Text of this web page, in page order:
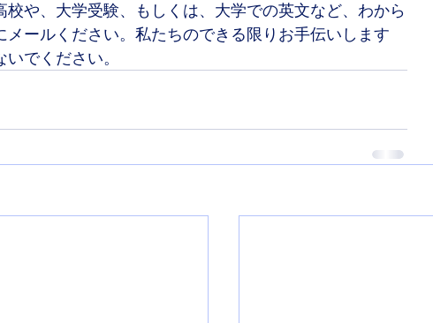
や、大学受験、もしくは、大学での英文など、わから
ールください。私たちのできる限りお手伝いします
でください。